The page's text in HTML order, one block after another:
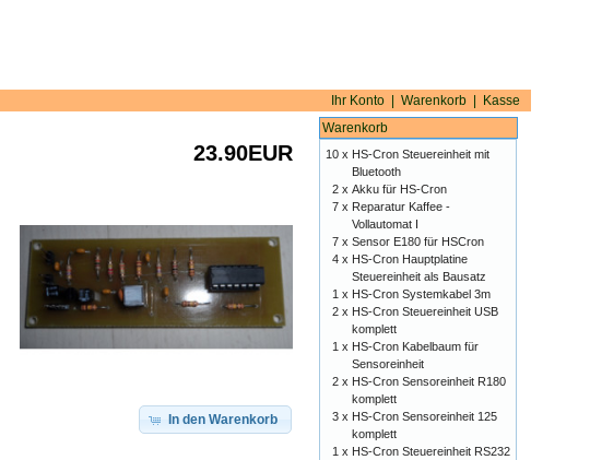
Ihr Konto| Warenkorb| Kasse
23.90EUR
In den Warenkorb
Warenkorb
10 x HS-Cron Steuereinheit mit
Bluetooth
2 xAkku für HS-Cron
7 x Reparatur Kaffee -
Vollautomat I
7 xSensor E180 für HSCron
4 x HS-Cron Hauptplatine
Steuereinheit als Bausatz
1 x HS-Cron Systemkabel 3m
2 x HS-Cron Steuereinheit USB
komplett
1 x HS-Cron Kabelbaum für
Sensoreinheit
2 x HS-Cron Sensoreinheit R180
komplett
3 x HS-Cron Sensoreinheit 125
komplett
1 x HS-Cron Steuereinheit RS232